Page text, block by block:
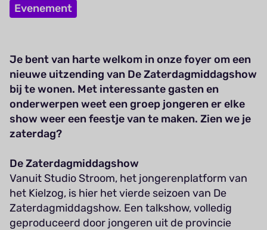
Evenement
Je bent van harte welkom in onze foyer om een
nieuwe uitzending van De Zaterdagmiddagshow
bij te wonen. Met interessante gasten en
onderwerpen weet een groep jongeren er elke
show weer een feestje van te maken. Zien we je
zaterdag?
De Zaterdagmiddagshow
Vanuit Studio Stroom, het jongerenplatform van
het Kielzog, is hier het vierde seizoen van De
Zaterdagmiddagshow. Een talkshow, volledig
geproduceerd door jongeren uit de provincie